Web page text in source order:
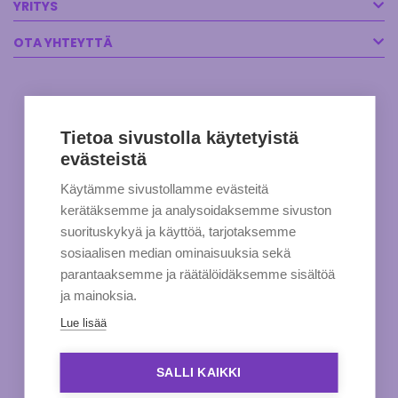
YRITYS
OTA YHTEYTTÄ
Tietoa sivustolla käytetyistä
evästeistä
Käytämme sivustollamme evästeitä
kerätäksemme ja analysoidaksemme sivuston
suorituskykyä ja käyttöä, tarjotaksemme
sosiaalisen median ominaisuuksia sekä
parantaaksemme ja räätälöidäksemme sisältöä
ja mainoksia.
Lue lisää
SALLI KAIKKI